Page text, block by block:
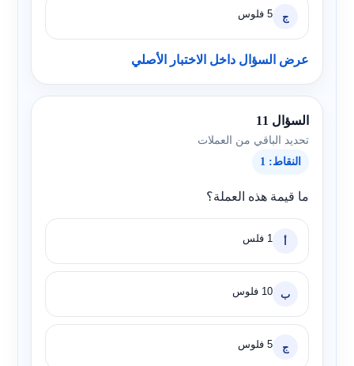
ج 5 فلوس
عرض السؤال داخل الاختبار الأصلي
السؤال 11
تحديد الباقي من العملات
النقاط: 1
ما قيمة هذه العملة؟
أ 1 فلس
ب 10 فلوس
ج 5 فلوس